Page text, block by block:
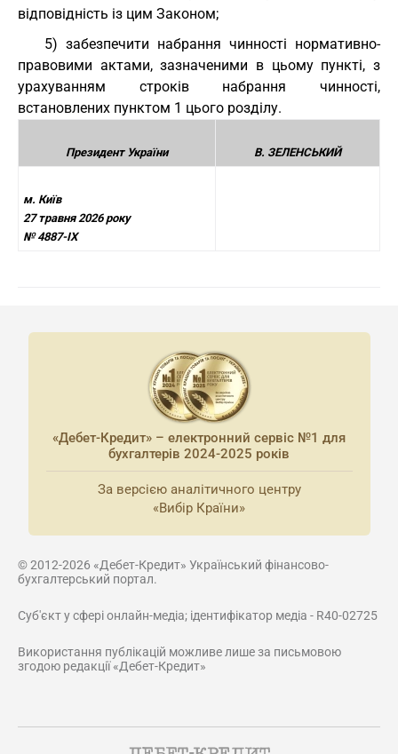
відповідність із цим Законом;
5) забезпечити набрання чинності нормативно-
правовими актами, зазначеними в цьому пункті, з
урахуванням строків набрання чинності,
встановлених пунктом 1 цього розділу.
Президент України В. ЗЕЛЕНСЬКИЙ
м. Київ
27 травня 2026 року
№ 4887-IX
«Дебет-Кредит» – електронний сервіс №1 для
бухгалтерів 2024-2025 років
За версією аналітичного центру
«Вибір Країни»
© 2012-2026 «Дебет-Кредит» Український фінансово-
бухгалтерський портал.
Суб'єкт у сфері онлайн-медіа; ідентифікатор медіа - R40-02725
Використання публікацій можливе лише за письмовою
згодою редакції «Дебет-Кредит»